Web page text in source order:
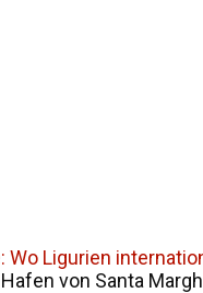
Wo Ligurien
von Santa